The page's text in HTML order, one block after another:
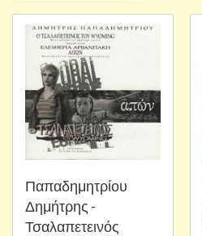
Παπαδημητρίου
Δημήτρης -
Τσαλαπετεινός